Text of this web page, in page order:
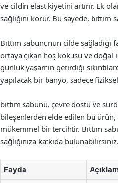
ve cildin elastikiyetini artırır. Ek
sağlığını korur. Bu sayede,
Bıttım sabununun cilde sağladığı
ortaya çıkan hoş kokusu ve doğal
günlük yaşamın getirdiği
yapılacak bir banyo, sadece
bıttım sabunu, çevre dostu ve
bileşenlerden elde edilen bu
mükemmel bir tercihtir. Bıttım
sağlığınıza katkıda bulunabilirsiniz.
Fayda